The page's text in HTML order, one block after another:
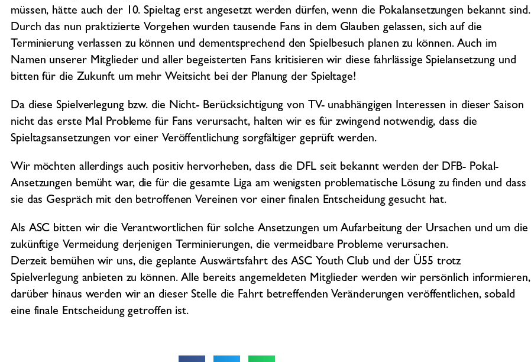
müssen, hätte auch der 10. Spieltag erst angesetzt werden dürfen, wenn die Pokalansetzungen bekannt sind.
Durch das nun praktizierte Vorgehen wurden tausende Fans in dem Glauben gelassen, sich auf die
Terminierung verlassen zu können und dementsprechend den Spielbesuch planen zu können. Auch im
Namen unserer Mitglieder und aller begeisterten Fans kritisieren wir diese fahrlässige Spielansetzung und
bitten für die Zukunft um mehr Weitsicht bei der Planung der Spieltage!
Da diese Spielverlegung bzw. die Nicht- Berücksichtigung von TV- unabhängigen Interessen in dieser Saison
nicht das erste Mal Probleme für Fans verursacht, halten wir es für zwingend notwendig, dass die
Spieltagsansetzungen vor einer Veröffentlichung sorgfältiger geprüft werden.
Wir möchten allerdings auch positiv hervorheben, dass die DFL seit bekannt werden der DFB- Pokal-
Ansetzungen bemüht war, die für die gesamte Liga am wenigsten problematische Lösung zu finden und dass
sie das Gespräch mit den betroffenen Vereinen vor einer finalen Entscheidung gesucht hat.
Als ASC bitten wir die Verantwortlichen für solche Ansetzungen um Aufarbeitung der Ursachen und um die
zukünftige Vermeidung derjenigen Terminierungen, die vermeidbare Probleme verursachen.
Derzeit bemühen wir uns, die geplante Auswärtsfahrt des ASC Youth Club und der Ü55 trotz
Spielverlegung anbieten zu können. Alle bereits angemeldeten Mitglieder werden wir persönlich informieren,
darüber hinaus werden wir an dieser Stelle die Fahrt betreffenden Veränderungen veröffentlichen, sobald
eine finale Entscheidung getroffen ist.